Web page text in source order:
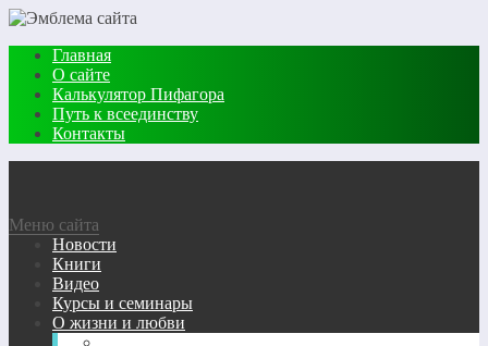
Главная
О сайте
Калькулятор Пифагора
Путь к всеединству
Контакты
Меню сайта
Новости
Книги
Видео
Курсы и семинары
О жизни и любви